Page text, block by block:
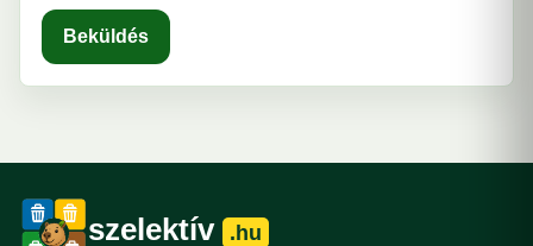
Beküldés
szelektív .hu